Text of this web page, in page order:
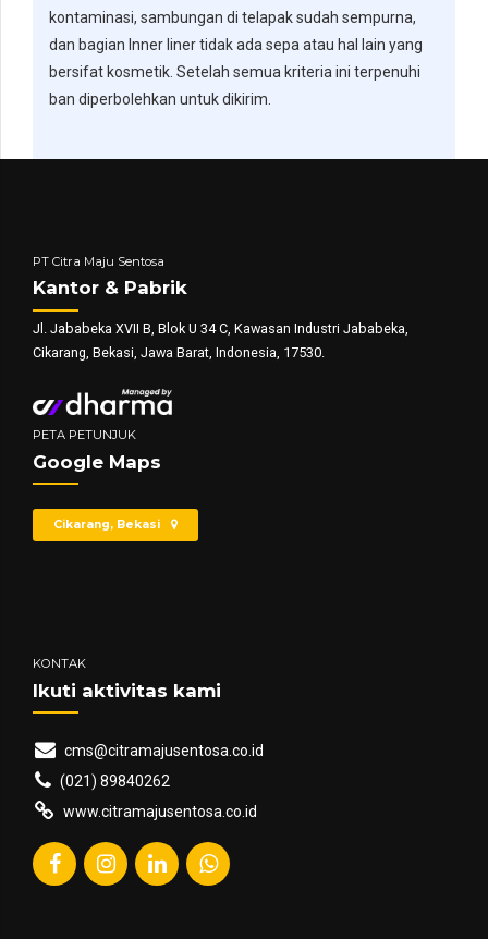
kontaminasi, sambungan di telapak sudah sempurna,
dan bagian Inner liner tidak ada sepa atau hal lain yang
bersifat kosmetik. Setelah semua kriteria ini terpenuhi
ban diperbolehkan untuk dikirim.
PT Citra Maju Sentosa
Kantor & Pabrik
Jl. Jababeka XVII B, Blok U 34 C, Kawasan Industri Jababeka,
Cikarang, Bekasi, Jawa Barat, Indonesia, 17530.
PETA PETUNJUK
Google Maps
Cikarang, Bekasi
KONTAK
Ikuti aktivitas kami
cms@citramajusentosa.co.id
(021) 89840262
www.citramajusentosa.co.id